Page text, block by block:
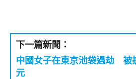
下一篇新聞：
中國女子在東京池袋遇劫 被
元